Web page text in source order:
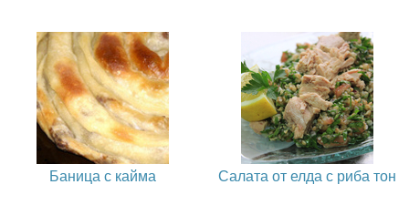
Баница с кайма Салата от елда с риба тон